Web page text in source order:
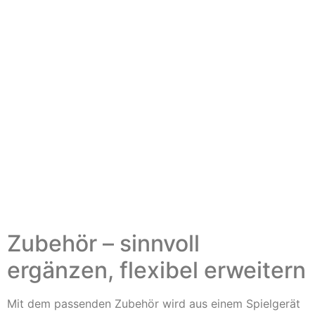
Zubehör – sinnvoll
ergänzen, flexibel erweitern
Mit dem passenden Zubehör wird aus einem Spielgerät